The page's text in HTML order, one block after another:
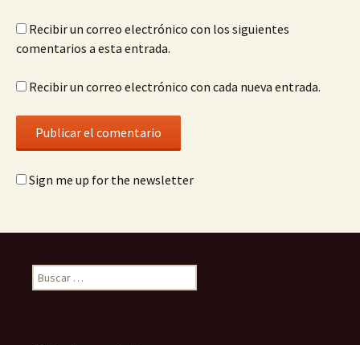
Recibir un correo electrónico con los siguientes
comentarios a esta entrada.
Recibir un correo electrónico con cada nueva entrada.
Sign me up for the newsletter
Buscar: